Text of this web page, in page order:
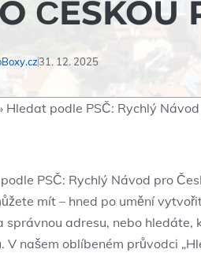
ČESKOU
31. 12. 2025
Hledat podle PSČ: Rychlý
PSČ: Rychlý Návod pro
mít‍ – hned po umění⁤
správnou adresu, nebo‌ hledáte,
V našem⁣ oblíbeném průvodci